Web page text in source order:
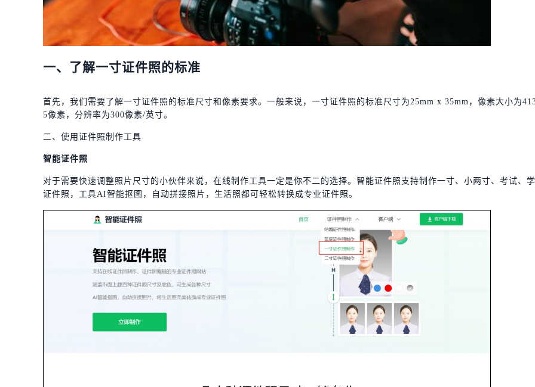
一、了解一寸证件照的标准
首先，我们需要了解一寸证件照的标准尺寸和像素要求。一般来说，一寸证件照的标准尺寸为25mm x 35mm，像素大小为
5像素，分辨率为300像素/英寸。
二、使用证件照制作工具
智能证件照
对于需要快速调整照片尺寸的小伙伴来说，在线制作工具一定是你不二的选择。智能证件照支持制作一寸、小两寸、考试、
证件照，工具AI智能抠图，自动拼接照片，生活照都可轻松转换成专业证件照。